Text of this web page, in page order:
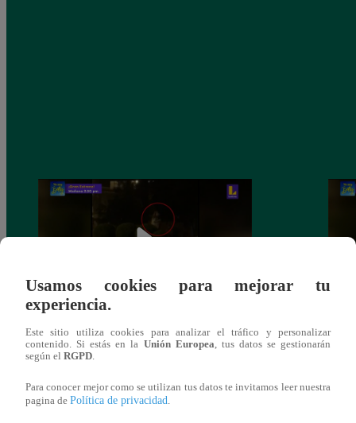
Sofía Franco ocasiona triple choque en
estado de ebriedad
Usamos cookies para mejorar tu
experiencia.
Este sitio utiliza cookies para analizar el tráfico y personalizar
contenido. Si estás en la Unión Europea, tus datos se gestionarán
según el RGPD.
Para conocer mejor como se utilizan tus datos te invitamos leer nuestra
pagina de Política de privacidad.